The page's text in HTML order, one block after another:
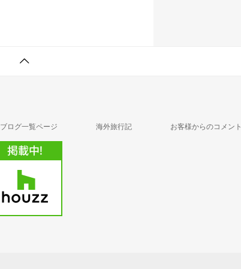
ブログ一覧ページ 海外旅行記 お客様からのコメント